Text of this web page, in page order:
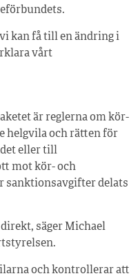
kan få till en ändring i
vårt
är reglerna om kör-
helgvila och rätten för
eller till
mot kör- och
sanktionsavgifter delats
direkt, säger Michael
och kontrollerar att